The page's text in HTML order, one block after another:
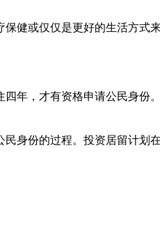
健或仅仅是更好的生活方式
年，才有资格申请公民身份
身份的过程。投资居留计划